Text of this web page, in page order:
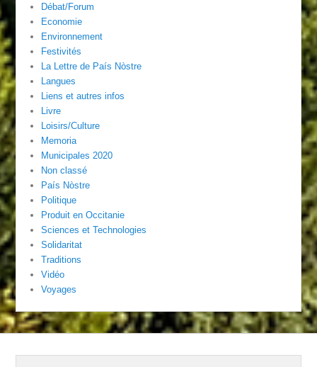
Débat/Forum
Economie
Environnement
Festivités
La Lettre de País Nòstre
Langues
Liens et autres infos
Livre
Loisirs/Culture
Memoria
Municipales 2020
Non classé
País Nòstre
Politique
Produit en Occitanie
Sciences et Technologies
Solidaritat
Traditions
Vidéo
Voyages